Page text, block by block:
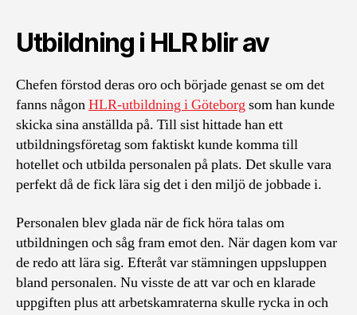
Utbildning i HLR blir av
Chefen förstod deras oro och började genast se om det
fanns någonHLR-utbildning i Göteborgsom han kunde
skicka sina anställda på. Till sist hittade han ett
utbildningsföretag som faktiskt kunde komma till
hotellet och utbilda personalen på plats. Det skulle vara
perfekt då de fick lära sig det i den miljö de jobbade i.
Personalen blev glada när de fick höra talas om
utbildningen och såg fram emot den. När dagen kom var
de redo att lära sig. Efteråt var stämningen uppsluppen
bland personalen. Nu visste de att var och en klarade
uppgiften plus att arbetskamraterna skulle rycka in och